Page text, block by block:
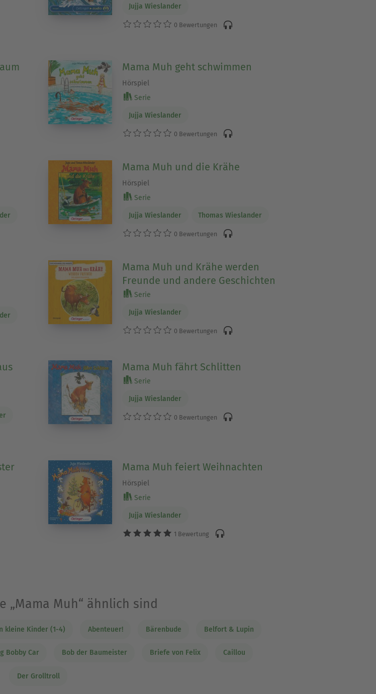
Jujja Wieslander
0 Bewertungen
Mama Muh geht schwimmen
Hörspiel
Serie
Jujja Wieslander
0 Bewertungen
Mama Muh und die Krähe
Hörspiel
Serie
Jujja Wieslander Thomas Wieslander
0 Bewertungen
Mama Muh und Krähe werden
Freunde und andere Geschichten
Serie
Jujja Wieslander
0 Bewertungen
Mama Muh fährt Schlitten
Serie
Jujja Wieslander
0 Bewertungen
Mama Muh feiert Weihnachten
Hörspiel
Serie
Jujja Wieslander
1 Bewertung
„Mama Muh“ ähnlich sind
kleine Kinder (1-4) Abenteuer! Bärenbude Belfort & Lupin
Bobby Car Bob der Baumeister Briefe von Felix Caillou
Der Grolltroll